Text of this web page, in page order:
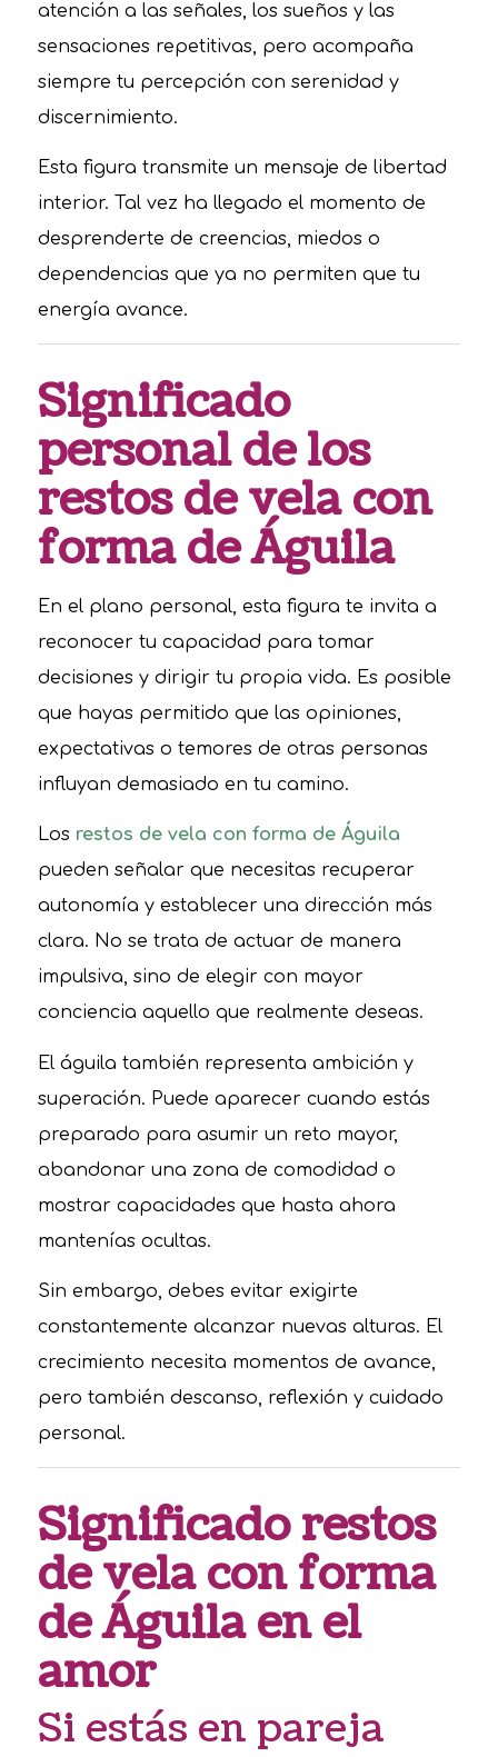
atención a las señales, los sueños y las
sensaciones repetitivas, pero acompaña
siempre tu percepción con serenidad y
discernimiento.
Esta figura transmite un mensaje de libertad
interior. Tal vez ha llegado el momento de
desprenderte de creencias, miedos o
dependencias que ya no permiten que tu
energía avance.
Significado
personal de los
restos de vela con
forma de Águila
En el plano personal, esta figura te invita a
reconocer tu capacidad para tomar
decisiones y dirigir tu propia vida. Es posible
que hayas permitido que las opiniones,
expectativas o temores de otras personas
influyan demasiado en tu camino.
Los restos de vela con forma de Águila
pueden señalar que necesitas recuperar
autonomía y establecer una dirección más
clara. No se trata de actuar de manera
impulsiva, sino de elegir con mayor
conciencia aquello que realmente deseas.
El águila también representa ambición y
superación. Puede aparecer cuando estás
preparado para asumir un reto mayor,
abandonar una zona de comodidad o
mostrar capacidades que hasta ahora
mantenías ocultas.
Sin embargo, debes evitar exigirte
constantemente alcanzar nuevas alturas. El
crecimiento necesita momentos de avance,
pero también descanso, reflexión y cuidado
personal.
Significado restos
de vela con forma
de Águila en el
amor
Si estás en pareja